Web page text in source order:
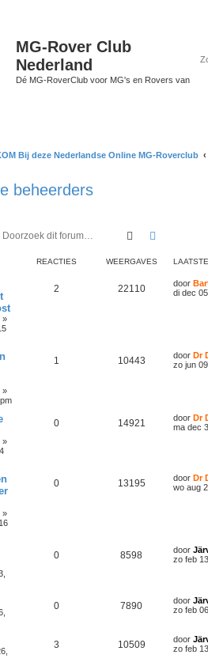
MG-Rover Club
Nederland
Dé MG-RoverClub voor MG's en Rovers van
Bij deze Nederlandse Online MG-Roverclub
beheerders
Zoek
REACTIES WEERGAVES
»
2 22110 door
di dec
»
1 10443 door Dr
zo jun
»
0 14921 door Dr
ma dec
»
0 13195 door Dr
wo aug
0 8598 door
zo feb
0 7890 door
zo feb
3 10509 door
zo feb